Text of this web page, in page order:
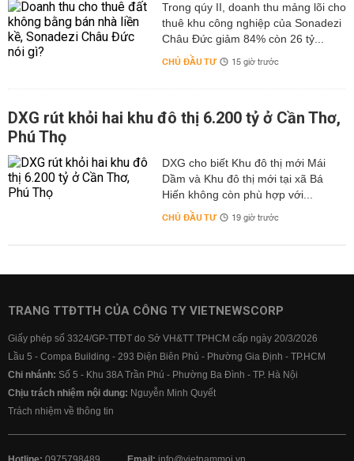
Trong qúy II, doanh thu mảng lõi cho
thuê khu công nghiệp của Sonadezi
Châu Đức giảm 84% còn 26 tỷ...
CHỦ ĐẦU TƯ 15 giờ trước
DXG rút khỏi hai khu đô thị 6.200 tỷ ở Cần Thơ,
Phú Thọ
DXG cho biết Khu đô thị mới Mái
Dầm và Khu đô thị mới tại xã Bá
Hiến không còn phù hợp với...
CHỦ ĐẦU TƯ 19 giờ trước
TRANG TTĐTTH CỦA CÔNG TY VIETNEWSCORP
Giấy phép số 3324/GP-TTĐT do Sở VH&TT TPHCM cấp ngày 20/3/2026
Lầu 5 - Compa Building - 293 Điện Biên Phủ - Phường Gia Định - TP.HCM
Chi nhánh: Số 5 - Khu 38A Trần Phú - Phường Ba Đình - TP. Hà Nội
Chịu trách nhiệm nội dung: Nguyễn Minh Quyết
Trách nhiệm về thông tin